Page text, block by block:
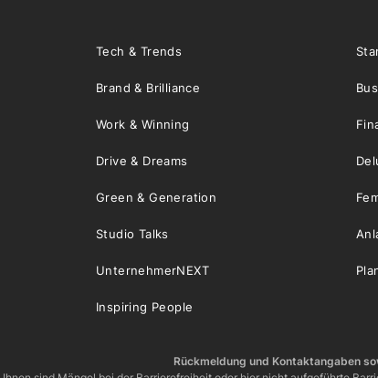
Tech & Trends
Brand & Brilliance
Work & Winning
Drive & Dreams
Green & Generation
Studio Talks
UnternehmerNEXT
Inspiring People
Rückmeldung und Kontaktangaben